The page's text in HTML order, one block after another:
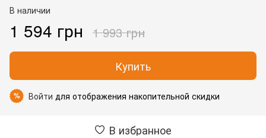
В наличии
1 594 грн 1 993 грн
Купить
% Войти для отображения накопительной скидки
В избранное